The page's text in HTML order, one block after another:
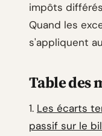
impôts
Quand les
s'appliquent
Table des
1. Les écarts
passif sur le